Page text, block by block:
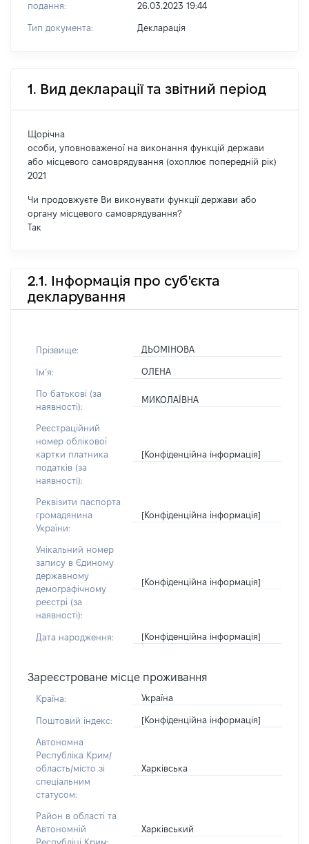
подання:
26.03.2023 19:44
Тип документа: Декларація
1. Вид декларації та звітний період
Щорічна
особи, уповноваженої на виконання функцій держави
або місцевого самоврядування (охоплює попередній рік)
2021
Чи продовжуєте Ви виконувати функції держави або
органу місцевого самоврядування?
Так
2.1. Інформація про суб'єкта
декларування
Прізвище: ДЬОМІНОВА
Імʼя: ОЛЕНА
По батькові (за
наявності):
МИКОЛАЇВНА
Реєстраційний
номер облікової
картки платника
податків (за
наявності):
[Конфіденційна інформація]
Реквізити паспорта
громадянина
України:
[Конфіденційна інформація]
Унікальний номер
запису в Єдиному
державному
демографічному
реєстрі (за
наявності):
[Конфіденційна інформація]
Дата народження: [Конфіденційна інформація]
Зареєстроване місце проживання
Країна: Україна
Поштовий індекс: [Конфіденційна інформація]
Автономна
Республіка Крим/
область/місто зі
спеціальним
статусом:
Харківська
Район в області та
Автономній
Республіці Крим:
Харківський